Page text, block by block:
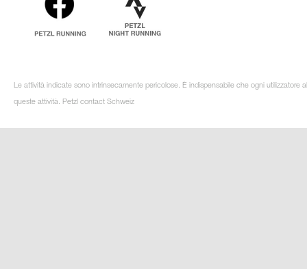
Le attività indicate sono intrinsecamente pericolose. È indispensabile che ogni utilizzatore
queste attività. Petzl contact Schweiz